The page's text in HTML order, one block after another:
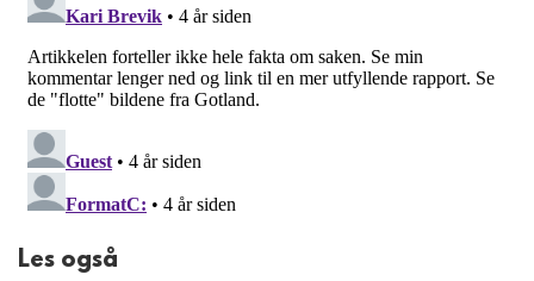
Les også